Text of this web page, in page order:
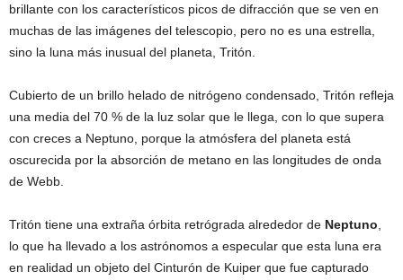
brillante con los característicos picos de difracción que se ven en
muchas de las imágenes del telescopio, pero no es una estrella,
sino la luna más inusual del planeta, Tritón.
Cubierto de un brillo helado de nitrógeno condensado, Tritón refleja
una media del 70 % de la luz solar que le llega, con lo que supera
con creces a Neptuno, porque la atmósfera del planeta está
oscurecida por la absorción de metano en las longitudes de onda
de Webb.
Tritón tiene una extraña órbita retrógrada alrededor de Neptuno
lo que ha llevado a los astrónomos a especular que esta luna era
en realidad un objeto del Cinturón de Kuiper que fue capturado